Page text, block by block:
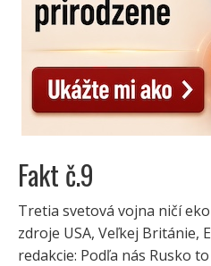
Fakt č.9
Tretia svetová vojna ničí
zdroje USA, Veľkej Británie,
redakcie: Podľa nás Rusko